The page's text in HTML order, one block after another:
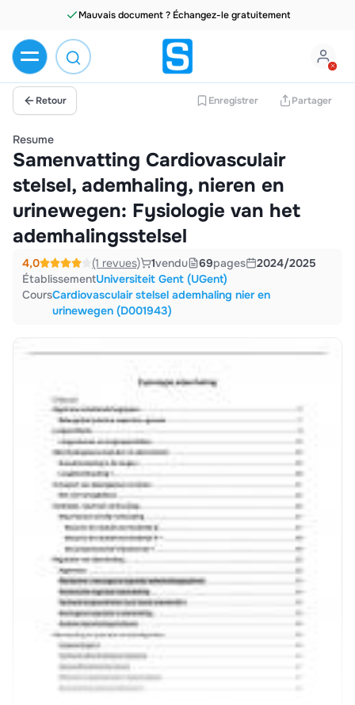
Retour Enregistrer Partager
Resume
Samenvatting Cardiovasculair
stelsel, ademhaling, nieren en
urinewegen: Fysiologie van het
ademhalingsstelsel
4,0 (1 revues) 1vendu 69pages
2024/2025
ÉtablissementUniversiteit Gent (UGent)
CoursCardiovasculair stelsel ademhaling nier en
urinewegen (D001943)